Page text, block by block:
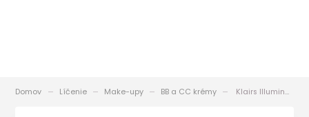
Domov Líčenie Make-upy BB a CC krémy Klairs Illuminating Supple Blemish Cream